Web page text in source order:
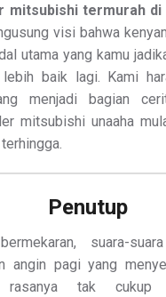
mitsubishi termurah di
visi bahwa
utama yang kamu
baik lagi. Kami
menjadi bagian
mitsubishi unaaha
Penutup
suara-
angin pagi yang
tak cukup